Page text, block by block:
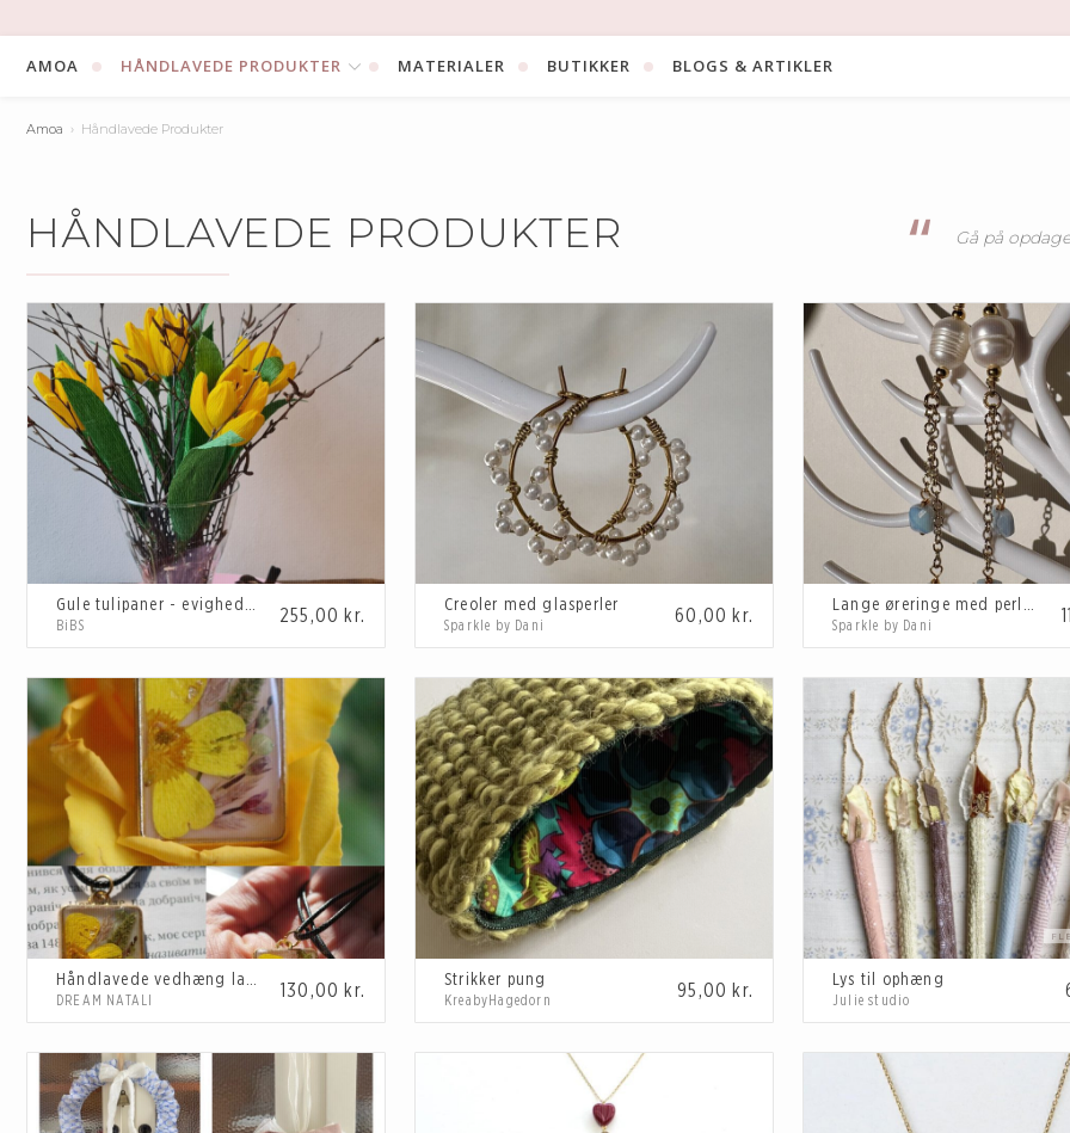
to
content
AMOA HÅNDLAVEDE PRODUKTER MATERIALER BUTIKKER BLOGS & ARTIKLER
HÅNDLAVEDE PRODUKTER Gå på
Amoa Håndlavede Produkter
Gule tulipaner - evighedsbuket
255,00 kr.
BiBS
Creoler med glasperler
60,00 kr.
Sparkle by Dani
Lange øreringe med perler
Sparkle by Dani
Håndlavede vedhæng lavet af epoxyharpiks og tørrede blomster
130,00 kr.
DREAM NATALI
Strikker pung
95,00 kr.
KreabyHagedorn
Lys til ophæng
Julie studio